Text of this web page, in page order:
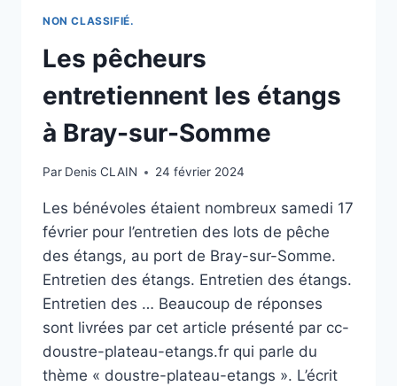
5
IDÉES
BALADES
HIVERNALES
COUP
CŒUR
ARIÈGE
NON CLASSIFIÉ.
Les pêcheurs
entretiennent les étangs
à Bray-sur-Somme
Par Denis CLAIN 24 février 2024
Les bénévoles étaient nombreux samedi 17
février pour l’entretien des lots de pêche
des étangs, au port de Bray-sur-Somme.
Entretien des étangs. Entretien des étangs.
Entretien des … Beaucoup de réponses
sont livrées par cet article présenté par cc-
doustre-plateau-etangs.fr qui parle du
thème « doustre-plateau-etangs ». L’écrit